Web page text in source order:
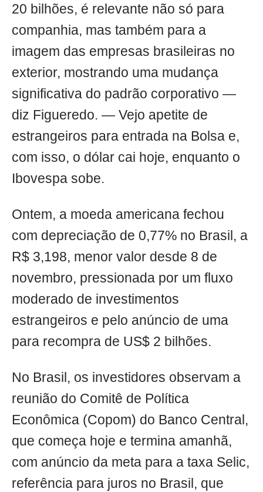
20 bilhões, é relevante não só para
companhia, mas também para a
imagem das empresas brasileiras no
exterior, mostrando uma mudança
significativa do padrão corporativo —
diz Figueredo. — Vejo apetite de
estrangeiros para entrada na Bolsa e,
com isso, o dólar cai hoje, enquanto o
Ibovespa sobe.
Ontem, a moeda americana fechou
com depreciação de 0,77% no Brasil, a
R$ 3,198, menor valor desde 8 de
novembro, pressionada por um fluxo
moderado de investimentos
estrangeiros e pelo anúncio de uma
para recompra de US$ 2 bilhões.
No Brasil, os investidores observam a
reunião do Comitê de Política
Econômica (Copom) do Banco Central,
que começa hoje e termina amanhã,
com anúncio da meta para a taxa Selic,
referência para juros no Brasil, que